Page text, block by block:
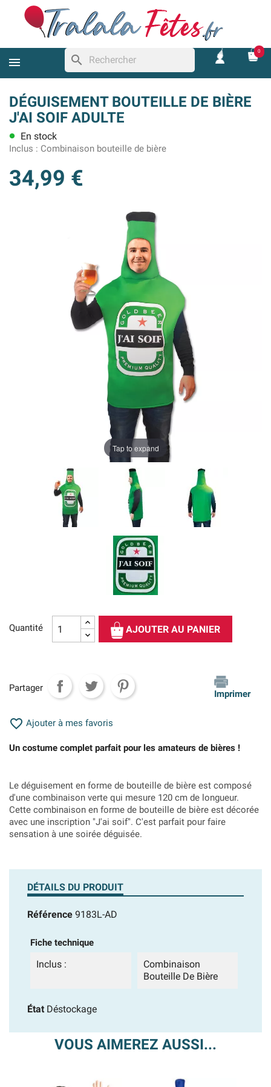
search
0
DÉGUISEMENT BOUTEILLE DE BIÈRE
J'AI SOIF ADULTE
lens En stock
Inclus : Combinaison bouteille de bière
34,99 €
Tap to expand
Quantité AJOUTER AU PANIER
Partager
Imprimer
 Ajouter à mes favoris
Un costume complet parfait pour les amateurs de bières !
Le déguisement en forme de bouteille de bière est composé
d'une combinaison verte qui mesure 120 cm de longueur.
Cette combinaison en forme de bouteille de bière est décorée
avec une inscription "J'ai soif". C'est parfait pour faire
sensation à une soirée déguisée.
DÉTAILS DU PRODUIT
Référence 9183L-AD
Fiche technique
Inclus :
Combinaison
Bouteille De Bière
État Déstockage
VOUS AIMEREZ AUSSI...